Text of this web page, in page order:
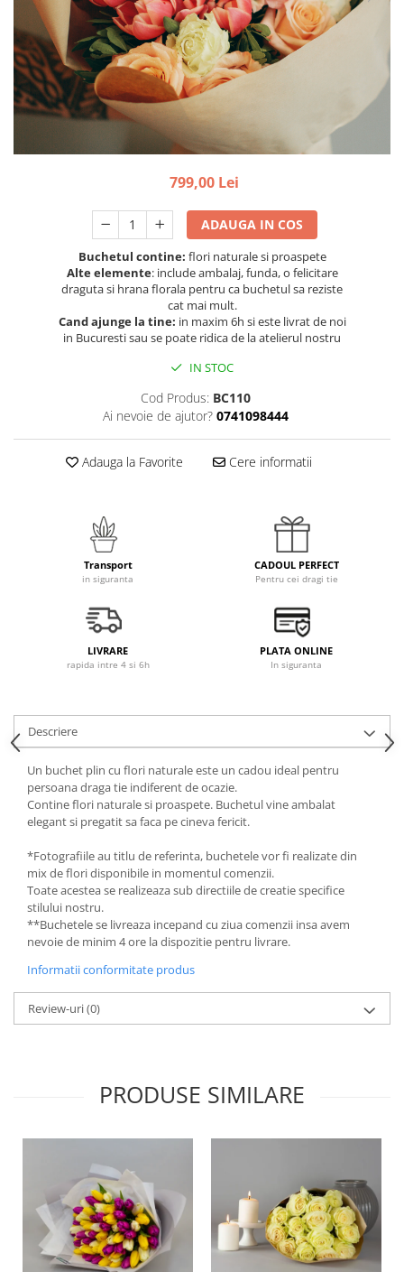
799,00 Lei
ADAUGA IN COS
Buchetul contine: flori naturale si proaspete
Alte elemente: include ambalaj, funda, o felicitare
draguta si hrana florala pentru ca buchetul sa reziste
cat mai mult.
Cand ajunge la tine: in maxim 6h si este livrat de noi
in Bucuresti sau se poate ridica de la atelierul nostru
IN STOC
Cod Produs: BC110
Ai nevoie de ajutor? 0741098444
Adauga la Favorite Cere informatii
Transport
in siguranta
CADOUL PERFECT
Pentru cei dragi tie
LIVRARE
rapida intre 4 si 6h
PLATA ONLINE
In siguranta
Descriere
Un buchet plin cu flori naturale este un cadou ideal pentru
persoana draga tie indiferent de ocazie.
Contine flori naturale si proaspete. Buchetul vine ambalat
elegant si pregatit sa faca pe cineva fericit.
*Fotografiile au titlu de referinta, buchetele vor fi realizate din
mix de flori disponibile in momentul comenzii.
Toate acestea se realizeaza sub directiile de creatie specifice
stilului nostru.
**Buchetele se livreaza incepand cu ziua comenzii insa avem
nevoie de minim 4 ore la dispozitie pentru livrare.
Informatii conformitate produs
Review-uri(0)
PRODUSE SIMILARE